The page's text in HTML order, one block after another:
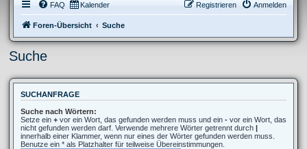
FAQ Kalender Anmelden
Registrieren
Foren-Übersicht Suche
Suche
SUCHANFRAGE
Suche nach Wörtern:
Setze ein + vor ein Wort, das gefunden werden muss und ein - vor ein Wort, das
nicht gefunden werden darf. Verwende mehrere Wörter getrennt durch |
innerhalb einer Klammer, wenn nur eines der Wörter gefunden werden muss.
Benutze ein * als Platzhalter für teilweise Übereinstimmungen.